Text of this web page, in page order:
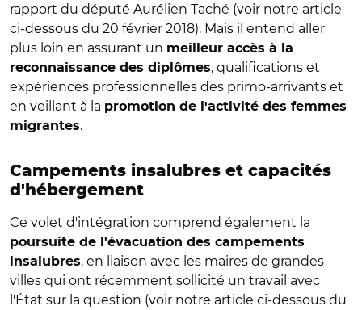
rapport du député Aurélien Taché (voir notre article
ci-dessous du 20 février 2018). Mais il entend aller
plus loin en assurant un meilleur accès à la
reconnaissance des diplômes, qualifications et
expériences professionnelles des primo-arrivants et
en veillant à la promotion de l'activité des femmes
migrantes.
Campements insalubres et capacités
d'hébergement
Ce volet d'intégration comprend également la
poursuite de l'évacuation des campements
insalubres, en liaison avec les maires de grandes
villes qui ont récemment sollicité un travail avec
l'État sur la question (voir notre article ci-dessous du